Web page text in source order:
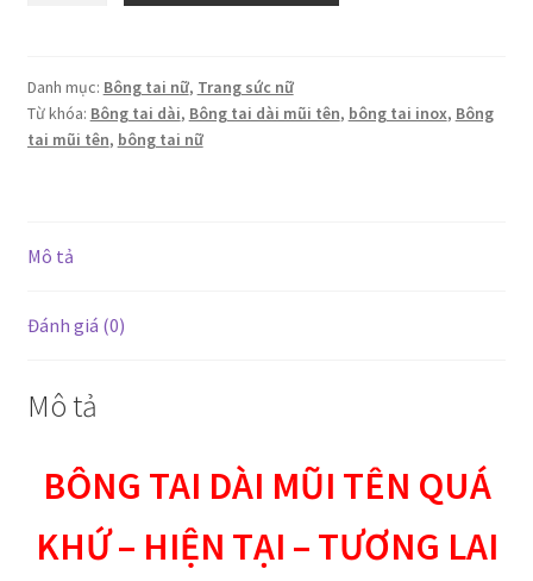
tên
quá
khứ
-
lai
số
Danh mục: Bông tai nữ, Trang sức nữ
Từ khóa: Bông tai dài, Bông tai dài mũi tên, bông tai inox, Bông
tai mũi tên, bông tai nữ
Mô tả
Đánh giá (0)
Mô tả
BÔNG TAI DÀI MŨI TÊN QUÁ
KHỨ – HIỆN TẠI – TƯƠNG LAI